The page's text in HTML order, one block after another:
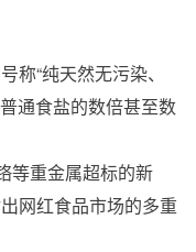
称“纯天然无污染、
通食盐的数倍甚至数
等重金属超标的新
网红食品市场的多重